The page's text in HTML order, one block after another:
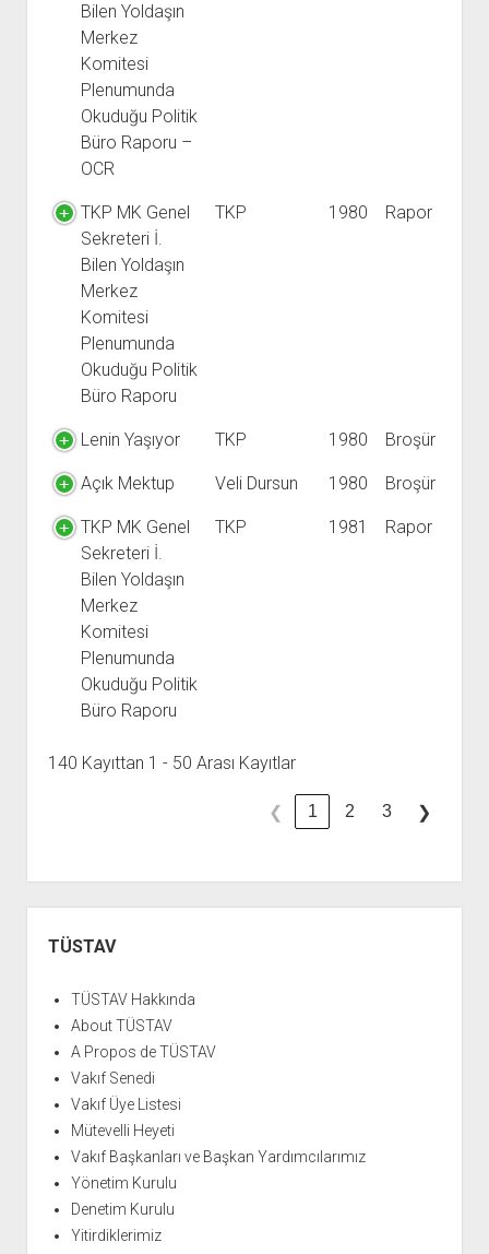
Bilen Yoldaşın
Merkez
Komitesi
Plenumunda
Okuduğu Politik
Büro Raporu –
OCR
TKP MK Genel
Sekreteri İ.
Bilen Yoldaşın
Merkez
Komitesi
Plenumunda
Okuduğu Politik
Büro Raporu
TKP 1980 Rapor
Lenin Yaşıyor TKP 1980 Broşür
Açık Mektup Veli Dursun 1980 Broşür
TKP MK Genel
Sekreteri İ.
Bilen Yoldaşın
Merkez
Komitesi
Plenumunda
Okuduğu Politik
Büro Raporu
TKP 1981 Rapor
140 Kayıttan 1 - 50 Arası Kayıtlar
❮ 1 2 3 ❯
Menü
TÜSTAV
TÜSTAV Hakkında
About TÜSTAV
A Propos de TÜSTAV
Vakıf Senedi
Vakıf Üye Listesi
Mütevelli Heyeti
Vakıf Başkanları ve Başkan Yardımcılarımız
Yönetim Kurulu
Denetim Kurulu
Yitirdiklerimiz